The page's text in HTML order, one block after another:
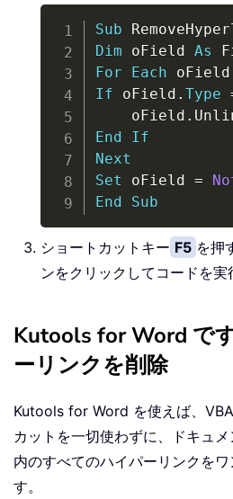
Sub
Dim oField As
For
Each oField
If oField . Type
    oField
.
End
If
Next
Set oField =
End
Sub
ショートカットキー F5 を押
ンをクリックしてコードを実
Kutools for Word で
ーリンクを削除
Kutools for Word を使えば、
カットを一切使わずに、ドキュ
内のすべてのハイパーリンクを
す。